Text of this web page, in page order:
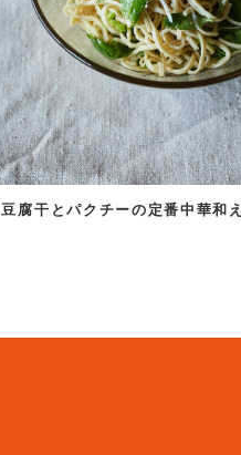
豆腐干とパクチーの定番中華和え